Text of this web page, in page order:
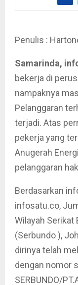
Penulis :
Samarinda,
bekerja di
nampaknya
Pelanggaran
terjadi. Atas
pekerja yang
Anugerah
pelanggaran
Berdasarkan
infosatu.co,
Wilayah Serikat
(Serbundo ),
dirinya telah
dengan nomor
SERBUNDO/